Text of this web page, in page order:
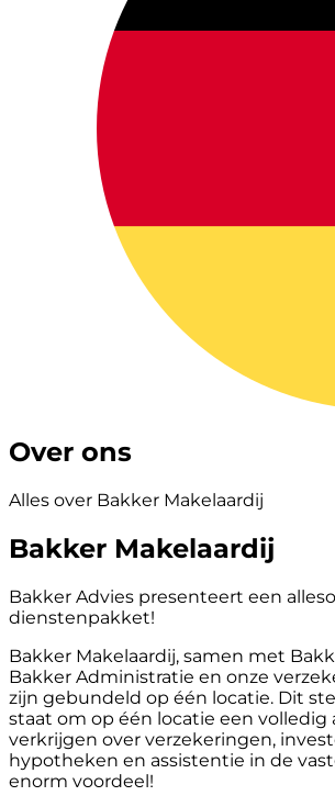
Over ons
Alles over Bakker Makelaardij
Bakker Makelaardij
Bakker Advies presenteert een
dienstenpakket!
Bakker Makelaardij, samen met
Bakker Administratie en onze
zijn gebundeld op één locatie. Dit
staat om op één locatie een volledig
verkrijgen over verzekeringen,
hypotheken en assistentie in de
enorm voordeel!